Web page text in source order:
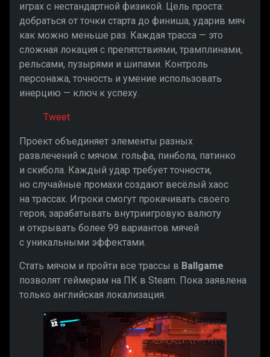
играх с нестандартной физикой. Цель проста:
добраться от точки старта до финиша, ударив мяч
как можно меньше раз. Каждая трасса — это
сложная локация с препятствиями, трамплинами,
рельсами, пузырями и шипами. Контроль
персонажа, точность и умение использовать
инерцию — ключ к успеху.
Tweet
Проект объединяет элементы разных
развлечений с мячом: гольфа, пинбола, патинко
и скибола. Каждый удар требует точности,
но случайные промахи создают весёлый хаос
на трассах. Игроки смогут прокачивать своего
героя, зарабатывать внутриигровую валюту
и открывать более 99 вариантов мячей
с уникальными эффектами.
Стать мячом и пройти все трассы в Ballgame
позволят геймерам на ПК в Steam. Пока заявлена
только английская локализация.